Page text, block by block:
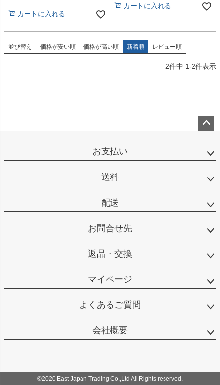
カートに入れる
カートに入れる
並び替え 価格が安い順 価格が高い順 新着順 レビュー順
2件中 1-2件表示
お支払い
送料
配送
お問合せ先
返品・交換
マイページ
よくあるご質問
会社概要
ップ
©2020 East Japan Trading Co.,Ltd All Rights reserved.